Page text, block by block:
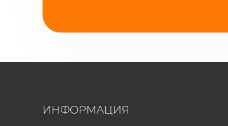
ИНФОРМАЦИЯ